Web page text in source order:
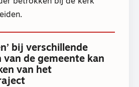
bij verschillende
van de gemeente kan
van het